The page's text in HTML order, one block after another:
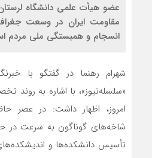
عضو هیأت علمی دانشگاه
مقاومت ایران در وسعت
انسجام و همبستگی ملی مردم
شهرام رهنما در گفتگو با
«سلسله‌نیوز»، با اشاره به روند
امروز، اظهار داشت: در عصر
شاخه‌های گوناگون به سرعت
تأسیس دانشکده‌ها و